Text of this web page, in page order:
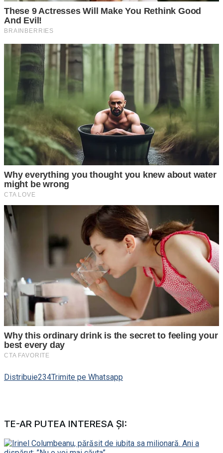
Distribuie234Trimite pe Whatsapp
TE-AR PUTEA INTERESA ȘI: